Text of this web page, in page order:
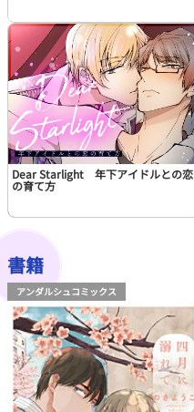
Dear Starlight 年下アイドルとの恋
の育て方
書籍
アンダルシュコミックス